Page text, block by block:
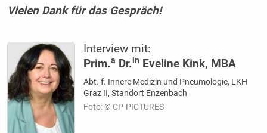
Vielen Dank für das Gespräch!
Interview mit:
Prim.a Dr.in Eveline Kink, MBA
Abt. f. Innere Medizin und Pneumologie, LKH
Graz II, Standort Enzenbach
Foto: © CP-PICTURES